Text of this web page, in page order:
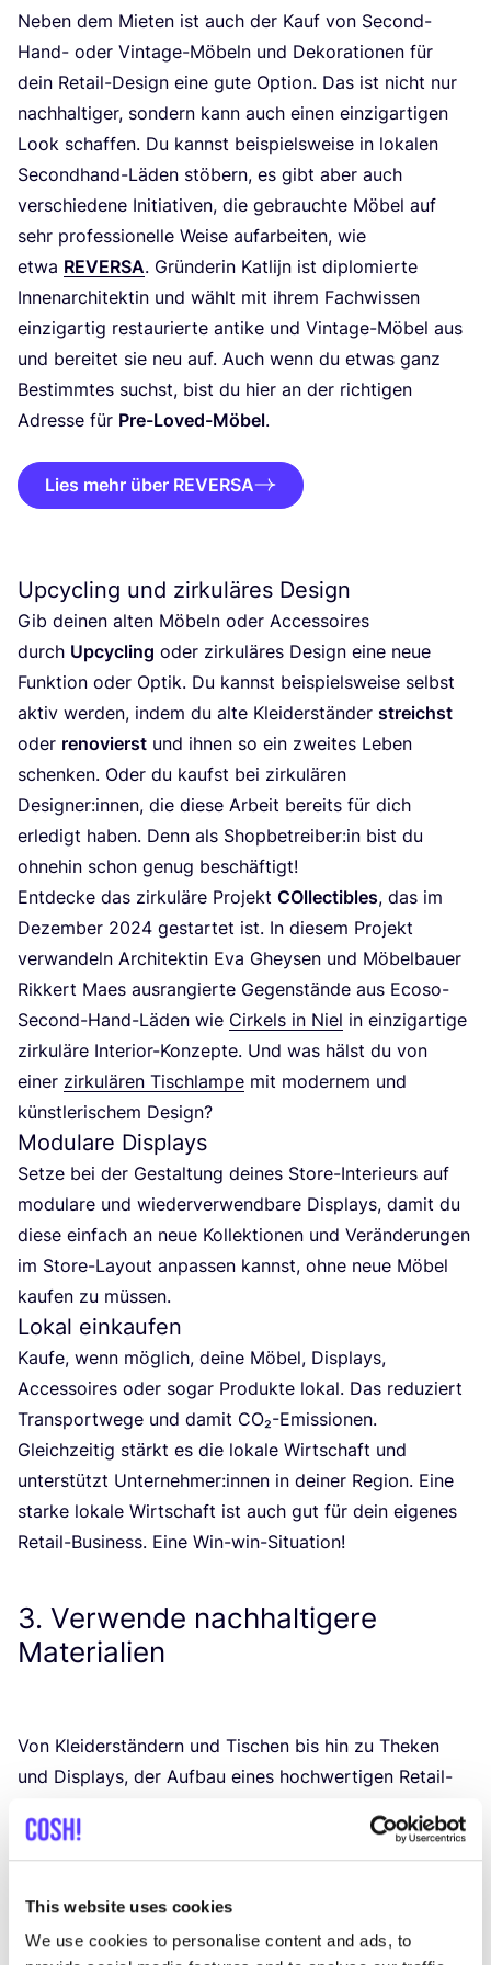
This website uses cookies
We use cookies to personalise content and ads, to
Neben dem Mie­ten ist auch der Kauf von Second-
Hand- oder Vin­ta­ge-Möbeln und Deko­ra­tio­nen für
dein Retail-Design eine gute Opti­on. Das ist nicht nur
nach­hal­ti­ger, son­dern kann auch einen ein­zig­ar­ti­gen
Look schaf­fen. Du kannst bei­spiels­wei­se in loka­len
Second­hand-Läden stö­bern, es gibt aber auch
ver­schie­de­ne Initia­ti­ven, die gebrauch­te Möbel auf
sehr pro­fes­sio­nel­le Wei­se auf­ar­bei­ten, wie
etwa REVER­SA. Grün­de­rin Kat­li­jn ist diplo­mier­te
Innen­ar­chi­tek­tin und wählt mit ihrem Fach­wis­sen
ein­zig­ar­tig restau­rier­te anti­ke und Vin­ta­ge-Möbel aus
und berei­tet sie neu auf. Auch wenn du etwas ganz
Bestimm­tes suchst, bist du hier an der rich­ti­gen
Adres­se für Pre-Loved-Möbel.
Lies mehr über REVERSA
Upcycling und zirkuläres Design
Gib dei­nen alten Möbeln oder Acces­soires
durch Upcy­cling oder zir­ku­lä­res Design eine neue
Funk­ti­on oder Optik. Du kannst bei­spiels­wei­se selbst
aktiv wer­den, indem du alte Klei­der­stän­der streichst
oder reno­vierst und ihnen so ein zwei­tes Leben
schen­ken. Oder du kaufst bei zir­ku­lä­ren
Designer:innen, die die­se Arbeit bereits für dich
erle­digt haben. Denn als Shopbetreiber:in bist du
ohne­hin schon genug beschäftigt!
Ent­de­cke das zir­ku­lä­re Pro­jekt COll­ec­ti­bles, das im
Dezem­ber 2024 gestar­tet ist. In die­sem Pro­jekt
ver­wan­deln Archi­tek­tin Eva Gheysen und Möbel­bau­er
Rik­kert Maes aus­ran­gier­te Gegen­stän­de aus Eco­so-
Second-Hand-Läden wie Cir­kels in Niel in ein­zig­ar­ti­ge
zir­ku­lä­re Inte­ri­or-Kon­zep­te. Und was hälst du von
einer zir­ku­lä­ren Tisch­lam­pe mit moder­nem und
künst­le­ri­schem Design?
Modulare Displays
Set­ze bei der Gestal­tung dei­nes Store-Inte­ri­eurs auf
modu­la­re und wie­der­ver­wend­ba­re Dis­plays, damit du
die­se ein­fach an neue Kol­lek­tio­nen und Ver­än­de­run­gen
im Store-Lay­out anpas­sen kannst, ohne neue Möbel
kau­fen zu müssen.
Lokal einkaufen
Kau­fe, wenn mög­lich, dei­ne Möbel, Dis­plays,
Acces­soires oder sogar Pro­duk­te lokal. Das redu­ziert
Trans­port­we­ge und damit CO₂-Emis­sio­nen.
Gleich­zei­tig stärkt es die loka­le Wirt­schaft und
unter­stützt Unternehmer:innen in dei­ner Regi­on. Eine
star­ke loka­le Wirt­schaft ist auch gut für dein eige­nes
Retail-Busi­ness. Eine Win-win-Situation!
3. Verwende nachhaltigere
Materialien
Von Klei­der­stän­dern und Tischen bis hin zu The­ken
und Dis­plays, der Auf­bau eines hoch­wer­ti­gen Retail-
mög­lichst nach­hal­ti­ge Materialien.
Holz und Bam­bus:Wäh­le recy­cel­tes oder FSC-
zer­ti­fi­zier­tes Holz für Möbel, Rega­le und
Dis­plays. Bam­bus ist eben­falls eine nach­hal­ti­ge­re
Alter­na­ti­ve, da er schnell wächst und nur weni­ge